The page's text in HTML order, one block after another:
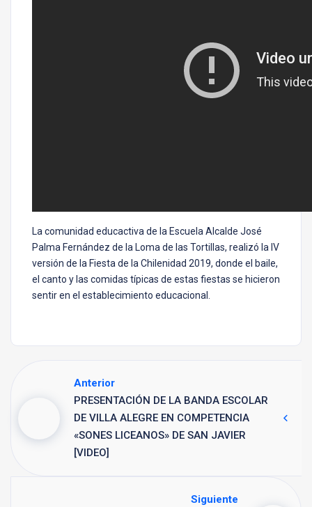
La comunidad educactiva de la Escuela Alcalde José
Palma Fernández de la Loma de las Tortillas, realizó la IV
versión de la Fiesta de la Chilenidad 2019, donde el baile,
el canto y las comidas típicas de estas fiestas se hicieron
sentir en el establecimiento educacional.
Anterior
PRESENTACIÓN DE LA BANDA ESCOLAR
DE VILLA ALEGRE EN COMPETENCIA
«SONES LICEANOS» DE SAN JAVIER
[VIDEO]
Siguiente